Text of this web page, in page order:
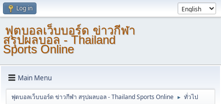
Log in
ฟุตบอลเว็บบอร์ด ข่าวกีฬา
สรุปผลบอล - Thailand
Sports Online
Main Menu
ฟุตบอลเว็บบอร์ด ข่าวกีฬา สรุปผลบอล - Thailand Sports Online ► ทั่วไป